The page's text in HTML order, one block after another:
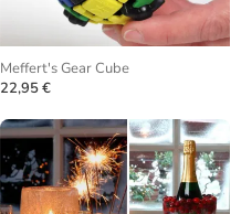
Meffert's Gear Cube
22,95 €